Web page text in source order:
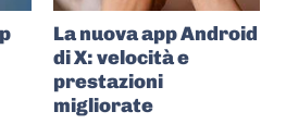
La nuova app Android
di X: velocità e
prestazioni
migliorate